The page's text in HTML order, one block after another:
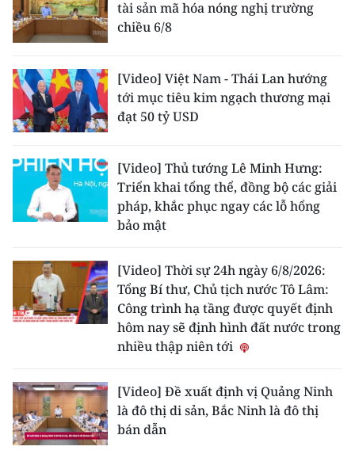
tài sản mã hóa nóng nghị trường
chiều 6/8
[Video] Việt Nam - Thái Lan hướng
tới mục tiêu kim ngạch thương mại
đạt 50 tỷ USD
[Video] Thủ tướng Lê Minh Hưng:
Triển khai tổng thể, đồng bộ các giải
pháp, khắc phục ngay các lỗ hổng
bảo mật
[Video] Thời sự 24h ngày 6/8/2026:
Tổng Bí thư, Chủ tịch nước Tô Lâm:
Công trình hạ tầng được quyết định
hôm nay sẽ định hình đất nước trong
nhiều thập niên tới
[Video] Đề xuất định vị Quảng Ninh
là đô thị di sản, Bắc Ninh là đô thị
bán dẫn